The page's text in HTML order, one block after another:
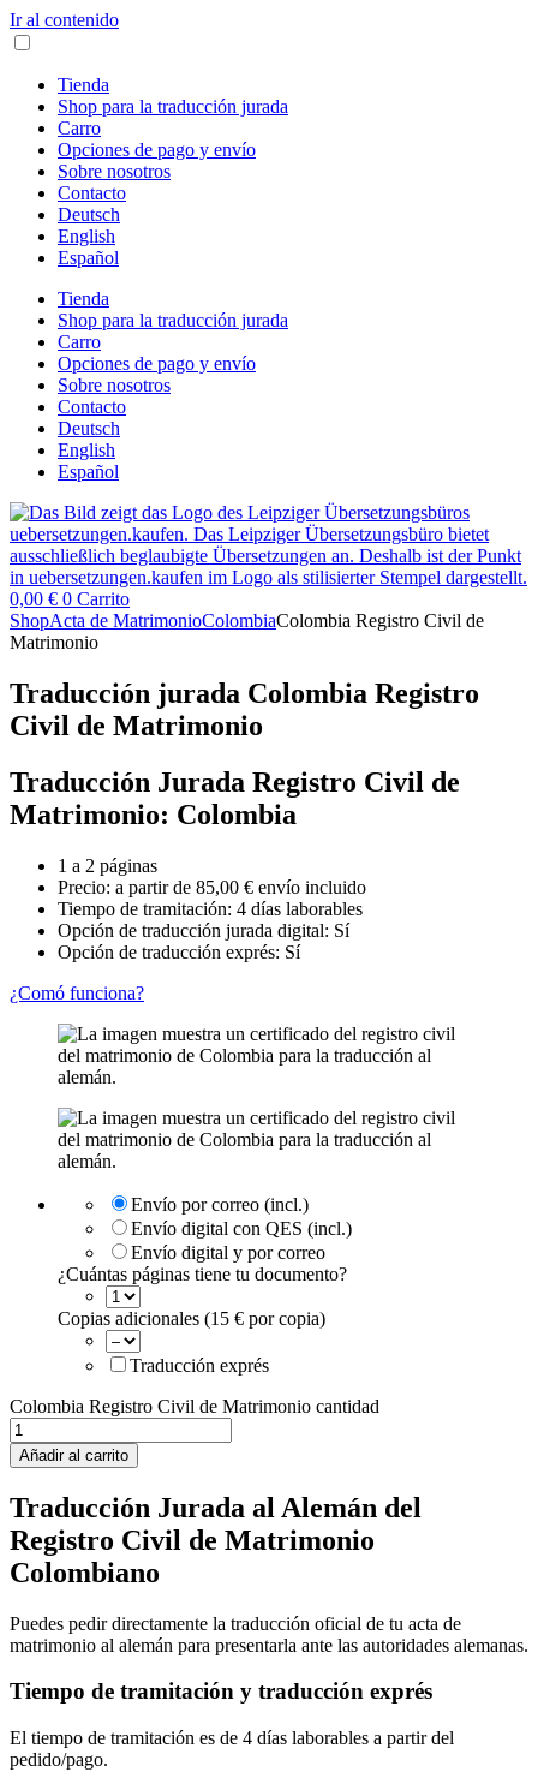
Ir al contenido
Tienda
Shop para la traducción jurada
Carro
Opciones de pago y envío
Sobre nosotros
Contacto
Deutsch
English
Español
Tienda
Shop para la traducción jurada
Carro
Opciones de pago y envío
Sobre nosotros
Contacto
Deutsch
English
Español
0,00 € 0 Carrito
ShopActa de MatrimonioColombiaColombia Registro Civil de
Matrimonio
Traducción jurada Colombia Registro
Civil de Matrimonio
Traducción Jurada Registro Civil de
Matrimonio: Colombia
1 a 2 páginas
Precio: a partir de 85,00 € envío incluido
Tiempo de tramitación: 4 días laborables
Opción de traducción jurada digital: Sí
Opción de traducción exprés: Sí
¿Comó funciona?
Envío por correo (incl.)
Envío digital con QES (incl.)
Envío digital y por correo
¿Cuántas páginas tiene tu documento?
Copias adicionales (15 € por copia)
Traducción exprés
Colombia Registro Civil de Matrimonio cantidad
Añadir al carrito
Traducción Jurada al Alemán del
Registro Civil de Matrimonio
Colombiano
Puedes pedir directamente la traducción oficial de tu acta de
matrimonio al alemán para presentarla ante las autoridades alemanas.
Tiempo de tramitación y traducción exprés
El tiempo de tramitación es de 4 días laborables a partir del
pedido/pago.